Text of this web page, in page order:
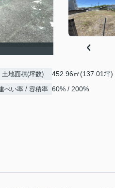
土地面積(坪数) 452.96㎡(137.01坪)
ぺい率 / 容積率 60% / 200%